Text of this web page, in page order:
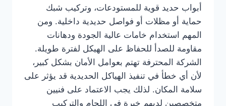
أبواب حديد قوية للمستودعات، وتركيب شبك
حماية أو مظلات أو فواصل حديدية داخلية. ومن
المهم استخدام خامات عالية الجودة ودهانات
مقاومة للصدأ للحفاظ على الهيكل لفترة طويلة.
الشركة المحترفة تهتم بعوامل الأمان بشكل كبير،
لأن أي خطأ في تنفيذ الهياكل الحديدية قد يؤثر على
سلامة المكان. لذلك يجب الاعتماد على فنيين
متخصصين لديهم خبرة في اللحام والتركيب